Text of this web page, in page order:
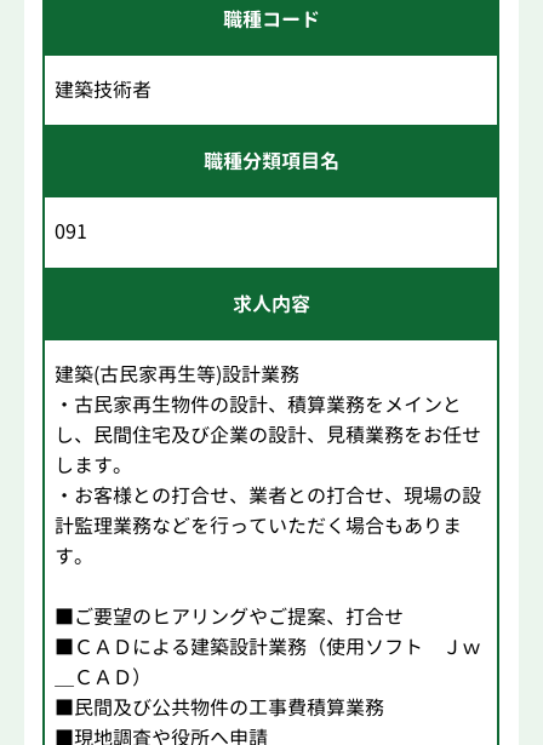
職種コード
建築技術者
職種分類項目名
091
求人内容
建築(古民家再生等)設計業務
・古民家再生物件の設計、積算業務をメインと
し、民間住宅及び企業の設計、見積業務をお任せ
します。
・お客様との打合せ、業者との打合せ、現場の設
計監理業務などを行っていただく場合もありま
す。
■ご要望のヒアリングやご提案、打合せ
■ＣＡＤによる建築設計業務（使用ソフト Ｊｗ
＿ＣＡＤ）
■民間及び公共物件の工事費積算業務
■現地調査や役所へ申請